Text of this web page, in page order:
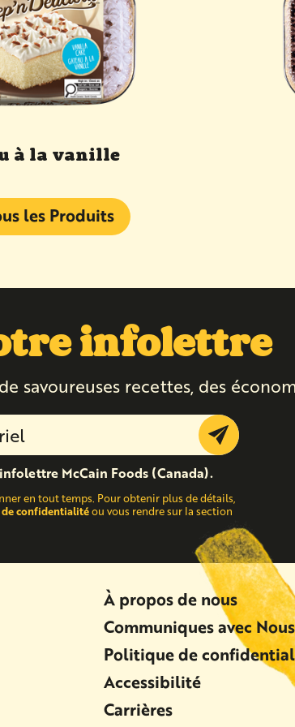
à la vanille
les Produits
infolettre
savoureuses recettes, des
Submit
McCain Foods (Canada).
en tout temps. Pour obtenir plus de détails,
confidentialitéou vous rendre sur la section
À propos de nous
Communiques avec Nous
Politique de
Accessibilité
Carrières